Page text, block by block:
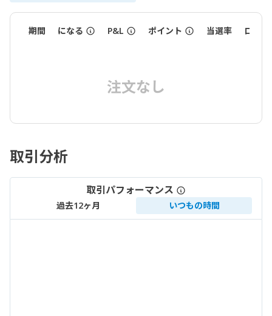
期間 になる P&L ポイント 当選率 ロット
注文なし
取引分析
取引パフォーマンス
過去12ヶ月 いつもの時間